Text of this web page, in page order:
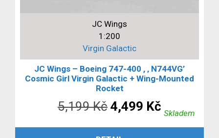
JC Wings
1:200
Virgin Galactic
JC Wings – Boeing 747-400 , ‚ N744VG’
Cosmic Girl Virgin Galactic + Wing-Mounted
Rocket
5,199Kč Původní
cena
4,499 Kč
cena
Skladem